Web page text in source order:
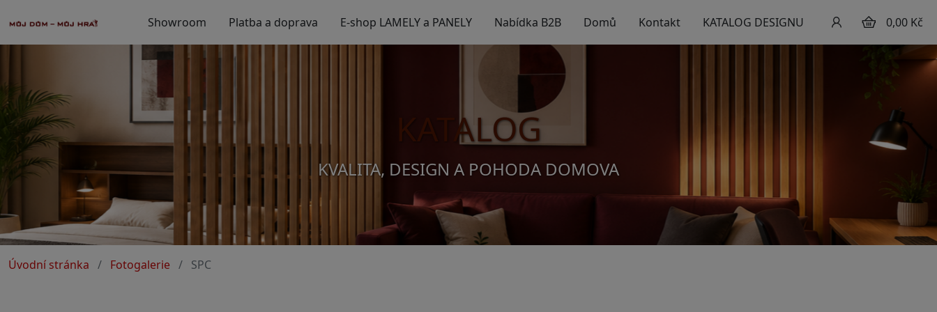
Showroom Platba a doprava E-shop LAMELY a PANELY Nabídka B2B Domů Kontakt KATALOG DESIGNU 0,00 Kč
KATALOG
KVALITA, DESIGN A POHODA DOMOVA
Úvodní stránka Fotogalerie SPC